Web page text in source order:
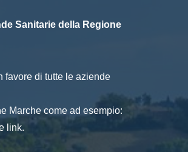
Sanitarie della Regione
favore di tutte le aziende
Marche come ad esempio:
link.